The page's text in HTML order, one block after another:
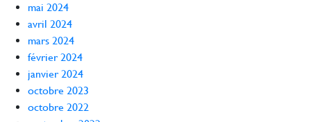
mai 2024
avril 2024
mars 2024
février 2024
janvier 2024
octobre 2023
octobre 2022